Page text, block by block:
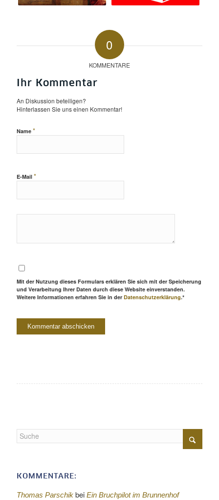
0
KOMMENTARE
Ihr Kommentar
An Diskussion beteiligen?
Hinterlassen Sie uns einen Kommentar!
Name *
E-Mail *
Mit der Nutzung dieses Formulars erklären Sie sich mit der Speicherung
und Verarbeitung Ihrer Daten durch diese Website einverstanden.
Weitere Informationen erfahren Sie in der Datenschutzerklärung.*
KOMMENTARE:
Thomas Parschikbei Ein Bruchpilot im Brunnenhof